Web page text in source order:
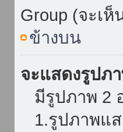
Group (จะเ
ข้างบน
จะแสดงรูปภ
มีรูปภาพ 2
1.รูปภาพแ